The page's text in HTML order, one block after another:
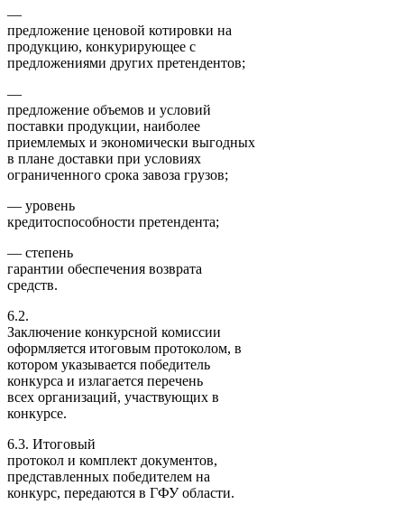
—
предложение ценовой котировки на
продукцию, конкурирующее с
предложениями других претендентов;
—
предложение объемов и условий
поставки продукции, наиболее
приемлемых и экономически выгодных
в плане доставки при условиях
ограниченного срока завоза грузов;
— уровень
кредитоспособности претендента;
— степень
гарантии обеспечения возврата
средств.
6.2.
Заключение конкурсной комиссии
оформляется итоговым протоколом, в
котором указывается победитель
конкурса и излагается перечень
всех организаций, участвующих в
конкурсе.
6.3. Итоговый
протокол и комплект документов,
представленных победителем на
конкурс, передаются в ГФУ области.